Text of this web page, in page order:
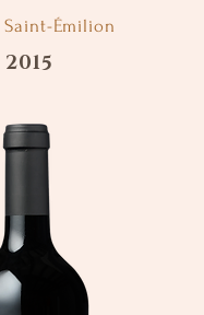
Saint-Émilion
2015